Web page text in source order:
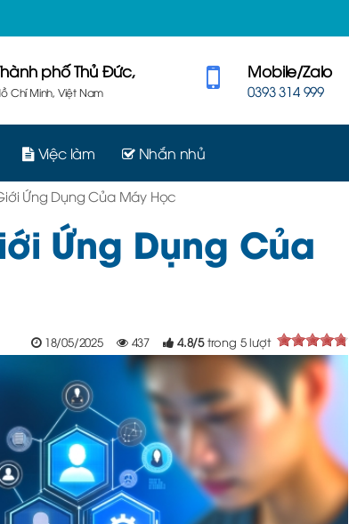
phố Thủ Đức,
Chí Minh, Việt Nam
Mobile/Zalo
0393 314 999
Việc làm Nhắn nhủ
Ứng Dụng Của Máy Học
Ứng Dụng Của
18/05/2025 437 4.8/5 trong 5lượt